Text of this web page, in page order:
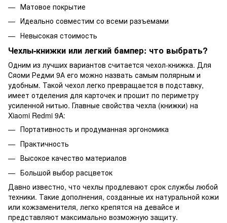
Матовое покрытие
Идеально совместим со всеми разъемами
Невысокая стоимость
Чехлы-книжки или легкий бампер: что выбрать?
Одним из лучших вариантов считается чехол-книжка. Для
Сяоми Редми 9А его можно назвать самым полярным и
удобным. Такой чехол легко превращается в подставку,
имеет отделения для карточек и прошит по периметру
усиленной нитью. Главные свойства чехла (книжки) на
Xiaomi Redmi 9A:
Портативность и продуманная эргономика
Практичность
Высокое качество материалов
Большой выбор расцветок
Давно известно, что чехлы продлевают срок службы любой
техники. Такие дополнения, созданные их натуральной кожи
или кожзаменителя, легко крепятся на девайсе и
представляют максимально возможную защиту.